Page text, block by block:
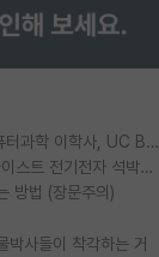
Korea University 수학, 컴퓨터과학 이학사, UC Berkeley 산업공학 대학원 공학박사가 되는 것은 쉽지 않겠죠?
경북대 컴퓨터학부 4.4 -> 카이스트 전기전자 석박사통합과정 합격
방법 (장문주의)
박사들이 착각하는 거